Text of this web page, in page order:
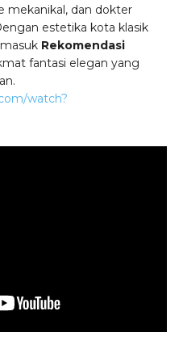
mekanikal, dan dokter
estetika kota klasik
Rekomendasi
fantasi elegan yang
watch?